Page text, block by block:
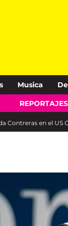
Musica
REPORTAJES
Contreras en el US